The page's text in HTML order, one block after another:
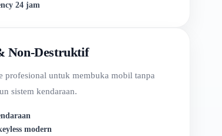
24 jam
Non-Destruktif
profesional untuk membuka mobil tanpa
sistem kendaraan.
modern